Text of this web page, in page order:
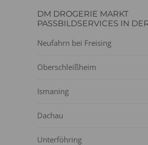
DM DROGERIE MARKT
PASSBILDSERVICES IN
Neufahrn bei Freising
Oberschleißheim
Ismaning
Dachau
Unterföhring